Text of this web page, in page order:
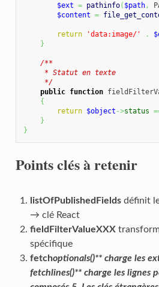
$ext = pathinfo( $path,
$content =
return 'data:image/' .
}
/**
     * Statut en texte
     */
public
function
{
return
$object ->status
}
}
Points clés à retenir
listOfPublishedFieldsdéfinit
→ clé React
fieldFilterValueXXX
spécifique
fetchoptionals()** charge les
fetchlines()** charge les lignes